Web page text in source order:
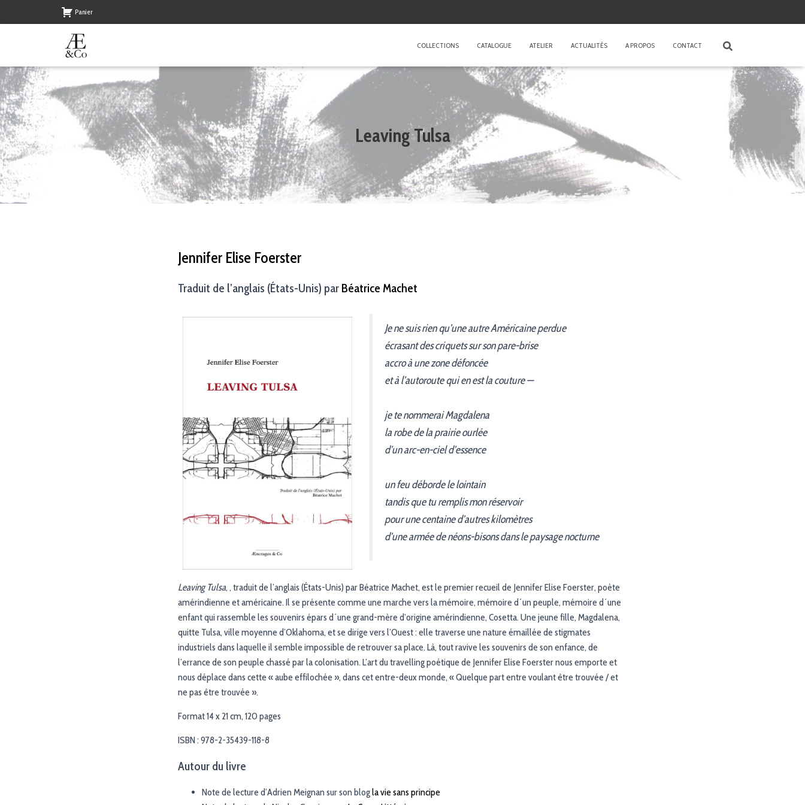
Panier
COLLECTIONS CATALOGUE ATELIER ACTUALITÉS A PROPOS CONTACT
Leaving Tulsa
Jennifer Elise Foerster
Traduit de l’anglais (États-Unis) par Béatrice Machet
Je ne suis rien qu’une autre Américaine perdue
écrasant des criquets sur son pare-brise
accro à une zone défoncée
et à l’autoroute qui en est la couture —
je te nommerai Magdalena
la robe de la prairie ourlée
d’un arc-en-ciel d’essence
un feu déborde le lointain
tandis que tu remplis mon réservoir
pour une centaine d’autres kilomètres
d’une armée de néons-bisons dans le paysage nocturne
Leaving Tulsa, , traduit de l’anglais (États-Unis) par Béatrice Machet, est le premier recueil de Jennifer Elise Foerster, poète
amérindienne et américaine. Il se présente comme une marche vers la mémoire, mémoire d´un peuple, mémoire d´une
enfant qui rassemble les souvenirs épars d´une grand-mère d’origine amérindienne, Cosetta. Une jeune fille, Magdalena,
quitte Tulsa, ville moyenne d’Oklahoma, et se dirige vers l’Ouest : elle traverse une nature émaillée de stigmates
industriels dans laquelle il semble impossible de retrouver sa place. Là, tout ravive les souvenirs de son enfance, de
l’errance de son peuple chassé par la colonisation. L’art du travelling poétique de Jennifer Elise Foerster nous emporte et
nous déplace dans cette « aube effilochée », dans cet entre-deux monde, « Quelque part entre voulant être trouvée / et
ne pas être trouvée ».
Format 14 x 21 cm, 120 pages
ISBN : 978-2-35439-118-8
Autour du livre
Note de lecture d’Adrien Meignan sur son blogla vie sans principe